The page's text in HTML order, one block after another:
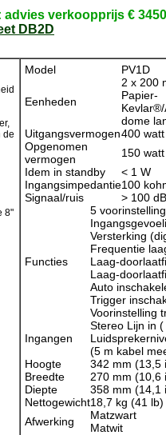
advies verkoopprijs € 3450
DB2D
de
8"
Model PV1D
Eenheden
2 x 200
Papier-
dome
Uitgangsvermogen400 watt
Opgenomen
vermogen
150 watt
Idem in standby
< 1 W
Ingangsimpedantie100
Signaal/ruis
> 100 dB
Functies
5
Versterking
Frequentie
Laag-
Laag-
Auto
Trigger
Voorinstelling
Ingangen
Stereo Lijn in
(5 m kabel
Hoogte
342 mm (13,5
Breedte
270 mm (10,6
Diepte
358 mm (14,1
Nettogewicht18,7 kg (41 lb)
Afwerking
Matzwart
Matwit